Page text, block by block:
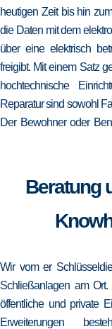
heutigen Zeit bis hin
die Daten mit dem
über eine elektrisch
freigibt. Mit einem Satz
hochtechnische
Reparatur sind sowohl
Der Bewohner oder
Beratung
Wir vom er
Schließanlagen am
öffentliche und private
Erweiterungen